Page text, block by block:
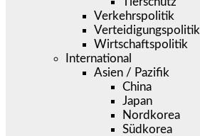
Verkehrspolitik
Verteidigungspolitik
Wirtschaftspolitik
International
Asien / Pazifik
China
Japan
Nordkorea
Südkorea